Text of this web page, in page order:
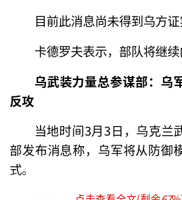
目前此消息尚未得到乌方证
卡德罗夫表示，部队将继续
乌武装力量总参谋部：乌
反攻
当地时间3月3日，乌克兰
部发布消息称，乌军将从防御
式。